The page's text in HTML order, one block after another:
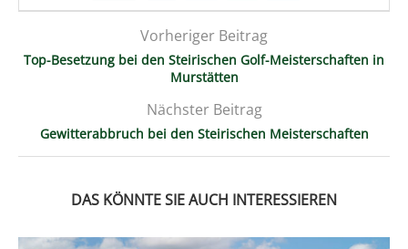
Vorheriger Beitrag
Top-Besetzung bei den Steirischen Golf-Meisterschaften in
Murstätten
Nächster Beitrag
Gewitterabbruch bei den Steirischen Meisterschaften
DAS KÖNNTE SIE AUCH INTERESSIEREN